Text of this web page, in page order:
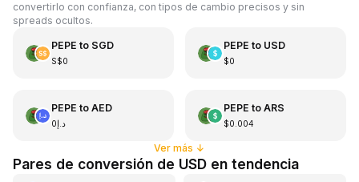
convertirlo con confianza, con tipos de cambio precisos y sin
spreads ocultos.
PEPE to SGD
S$0
PEPE to USD
$0
PEPE to AED
د.إ0
PEPE to ARS
$0.004
Ver más ↓
Pares de conversión de USD en tendencia